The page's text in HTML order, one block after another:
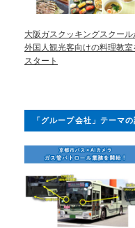
大阪ガスクッキングスクール
外国人観光客向けの料理教室
スタート
「グループ会社」テーマの